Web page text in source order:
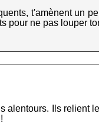
t'amènent un
pour ne pas louper
alentours. Ils relient